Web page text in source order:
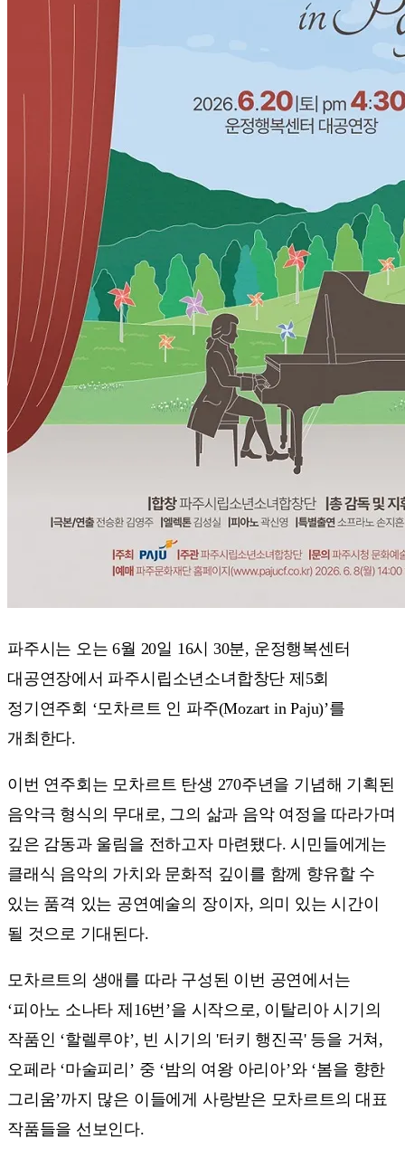
파주시는 오는 6월 20일 16시 30분, 운정행복센터
대공연장에서 파주시립소년소녀합창단 제5회
정기연주회 ‘모차르트 인 파주(Mozart in Paju)’를
개최한다.
이번 연주회는 모차르트 탄생 270주년을 기념해 기획된
음악극 형식의 무대로, 그의 삶과 음악 여정을 따라가며
깊은 감동과 울림을 전하고자 마련됐다. 시민들에게는
클래식 음악의 가치와 문화적 깊이를 함께 향유할 수
있는 품격 있는 공연예술의 장이자, 의미 있는 시간이
될 것으로 기대된다.
모차르트의 생애를 따라 구성된 이번 공연에서는
‘피아노 소나타 제16번’을 시작으로, 이탈리아 시기의
작품인 ‘할렐루야’, 빈 시기의 '터키 행진곡' 등을 거쳐,
오페라 ‘마술피리’ 중 ‘밤의 여왕 아리아’와 ‘봄을 향한
그리움’까지 많은 이들에게 사랑받은 모차르트의 대표
작품들을 선보인다.